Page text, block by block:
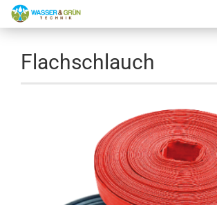
Flachschlauch